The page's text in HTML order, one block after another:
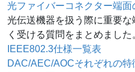
光ファイバーコネクター端
光伝送機器を扱う際に重要
く受ける質問をまとめました
IEEE802.3仕様一覧表
DAC/AEC/AOCそれぞれの特